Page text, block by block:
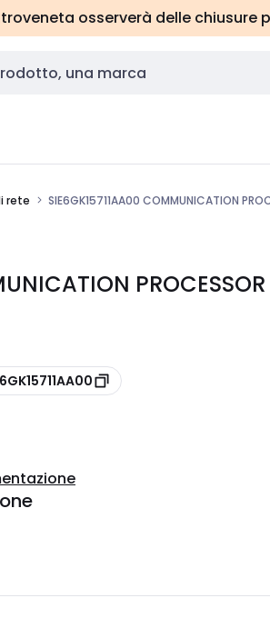
osserverà delle chiusure
rete SIE6GK15711AA00 COMMUNICATION